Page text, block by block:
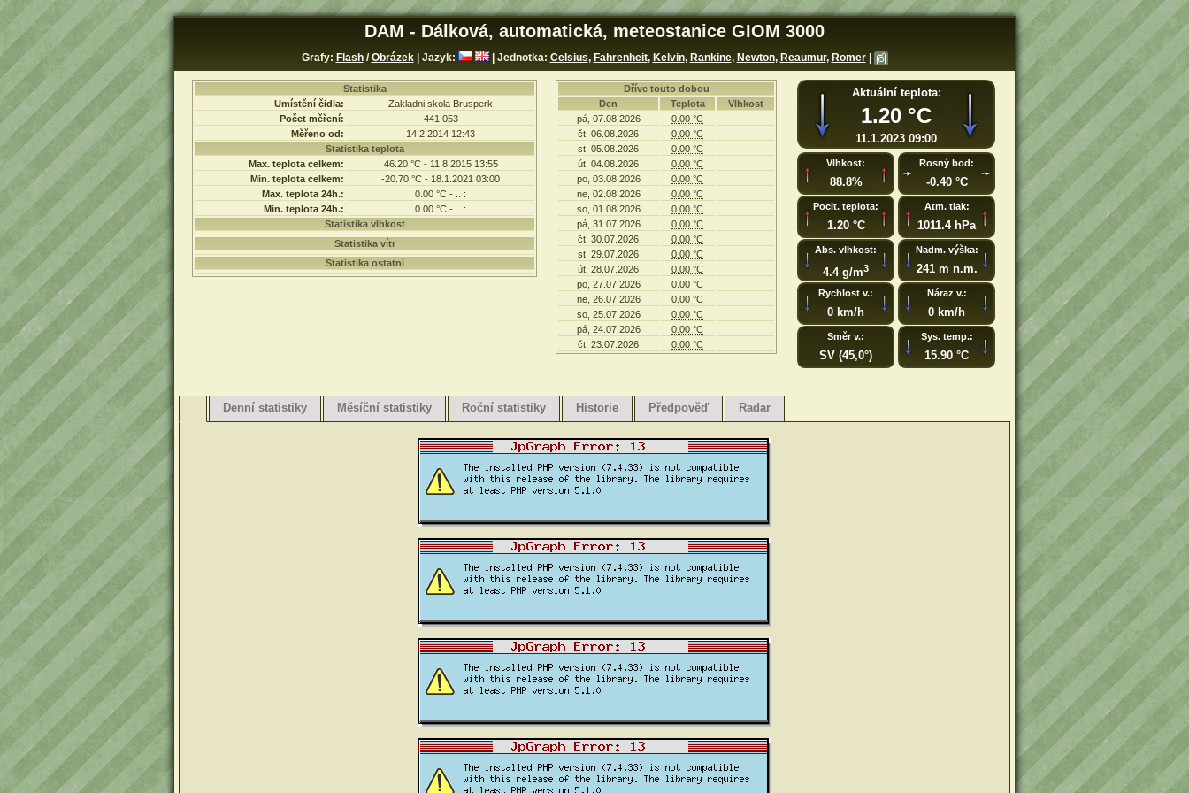
DAM - Dálková, automatická, meteostanice GIOM 3000
Grafy: Flash/Obrázek| Jazyk: | Jednotka: Celsius, Fahrenheit, Kelvin, Rankine, Newton, Reaumur, Romer|
Statistika
Umístění čidla:
Zakladni skola Brusperk
Počet měření:
441 053
Měřeno od:
14.2.2014 12:43
Statistika teplota
Max. teplota celkem:
46.20 °C - 11.8.2015 13:55
Min. teplota celkem:
-20.70 °C - 18.1.2021 03:00
Max. teplota 24h.:
0.00 °C - .. :
Min. teplota 24h.:
0.00 °C - .. :
Statistika vlhkost
Statistika vítr
Statistika ostatní
Dříve touto dobou
Den
Teplota
Vlhkost
pá, 07.08.2026
0.00 °C
čt, 06.08.2026
0.00 °C
st, 05.08.2026
0.00 °C
út, 04.08.2026
0.00 °C
po, 03.08.2026
0.00 °C
ne, 02.08.2026
0.00 °C
so, 01.08.2026
0.00 °C
pá, 31.07.2026
0.00 °C
čt, 30.07.2026
0.00 °C
st, 29.07.2026
0.00 °C
út, 28.07.2026
0.00 °C
po, 27.07.2026
0.00 °C
ne, 26.07.2026
0.00 °C
so, 25.07.2026
0.00 °C
pá, 24.07.2026
0.00 °C
čt, 23.07.2026
0.00 °C
Aktuální teplota:
1.20 °C
11.1.2023 09:00
Vlhkost:
88.8%
Rosný bod:
-0.40 °C
Pocit. teplota:
1.20 °C
Atm. tlak:
1011.4 hPa
Abs. vlhkost:
4.4 g/m3
Nadm. výška:
241 m n.m.
Rychlost v.:
0 km/h
Náraz v.:
0 km/h
Směr v.:
SV (45,0°)
Sys. temp.:
15.90 °C
Denní statistiky Měsíční statistiky Roční statistiky Historie Předpověď Radar